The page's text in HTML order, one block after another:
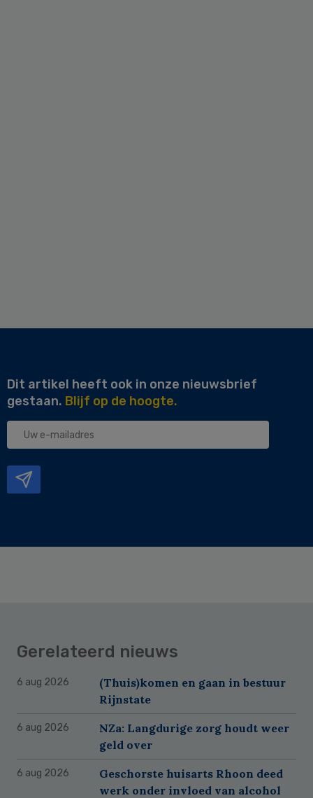
Dit artikel heeft ook in onze nieuwsbrief
gestaan. Blijf op de hoogte.
Uw
Gerelateerd nieuws
6 aug 2026
(Thuis)komen en gaan in bestuur
Rijnstate
6 aug 2026
NZa: Langdurige zorg houdt weer
geld over
6 aug 2026
Geschorste huisarts Rhoon deed
werk onder invloed van alcohol